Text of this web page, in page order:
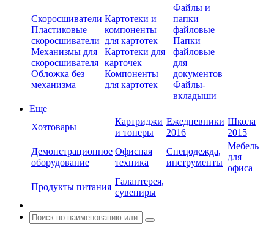
Скоросшиватели
Пластиковые
скоросшиватели
Механизмы для
скоросшивателя
Обложка без
механизма
Картотеки и
компоненты
для картотек
Картотеки для
карточек
Компоненты
для картотек
Файлы и
папки
файловые
Папки
файловые
для
документов
Файлы-
вкладыши
Еще
Хозтовары
Картриджи
и тонеры
Ежедневники
2016
Школа
2015
Демонстрационное
оборудование
Офисная
техника
Спецодежда,
инструменты
Мебель
для
офиса
Продукты питания
Галантерея,
сувениры